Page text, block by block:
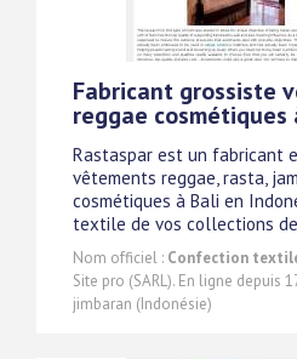
Fabricant grossiste
reggae cosmétiques
Rastaspar est un fabricant
vêtements reggae, rasta,
cosmétiques à Bali en
textile de vos collections
Nom officiel : Confection
Site pro (SARL). En ligne depuis
jimbaran (Indonésie)